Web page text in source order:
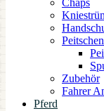
Chaps
Zubehör
Fahrer
Pferd